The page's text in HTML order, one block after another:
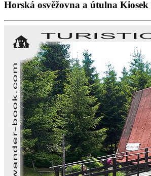
Horská osvěžovna a útulna Kiosek